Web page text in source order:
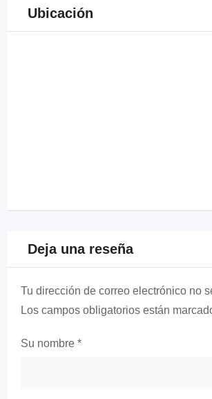
Ubicación
Deja una reseña
Tu dirección de correo electrónico no
Los campos obligatorios están
Su nombre *